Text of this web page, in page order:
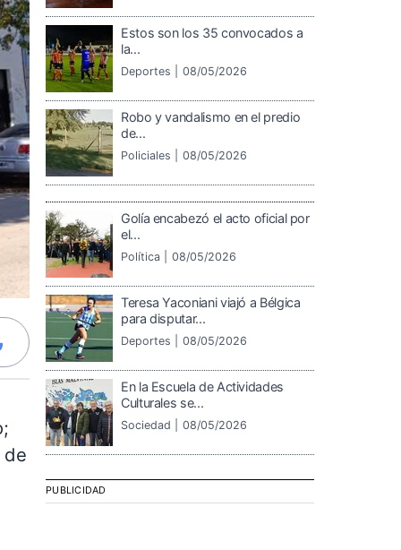
de
Estos son los 35 convocados a
la...
Deportes | 08/05/2026
Robo y vandalismo en el predio
de...
Policiales | 08/05/2026
Golía encabezó el acto oficial por
el...
Política | 08/05/2026
Teresa Yaconiani viajó a Bélgica
para disputar...
Deportes | 08/05/2026
En la Escuela de Actividades
Culturales se...
Sociedad | 08/05/2026
PUBLICIDAD